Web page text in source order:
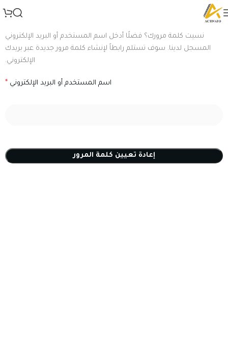
نسيت كلمة مرورك؟ فضلًا أدخل اسم المستخدم أو البريد الإلكتروني
المسجل لدينا. سوف تستلم رابطاً لإنشاء كلمة مرور جديدة عبر بريدك
الإلكتروني.
اسم المستخدم أو البريد الإلكتروني *
إعادة تعيين كلمة المرور